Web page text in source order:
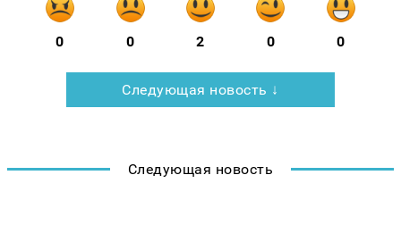
0 0 2 0 0
Следующая новость ↓
Следующая новость